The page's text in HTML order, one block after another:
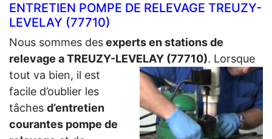
ENTRETIEN POMPE DE RELEVAGE TREUZY-
LEVELAY (77710)
Nous sommes desexperts en stations de
relevage a TREUZY-LEVELAY (77710). Lorsque
tout va bien, il est
facile d’oublier les
tâches d’entretien
courantes pompe de